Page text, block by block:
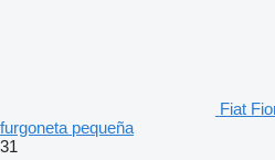
Fiat
furgoneta pequeña
31